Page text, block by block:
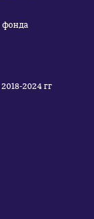
фонда
на 2018-2024 гг